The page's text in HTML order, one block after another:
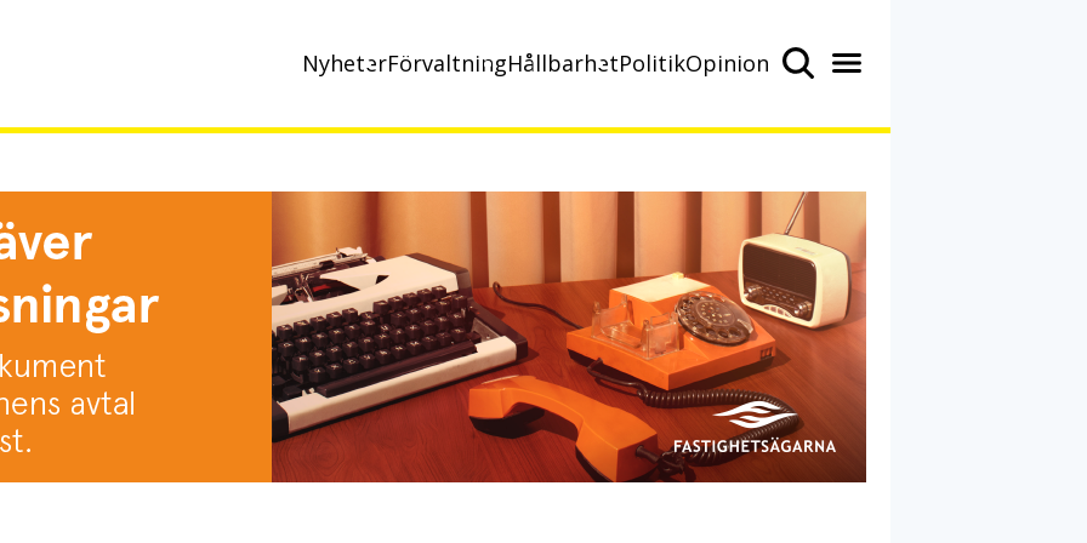
NyheterFörvaltningHållbarhetPolitikOpinion